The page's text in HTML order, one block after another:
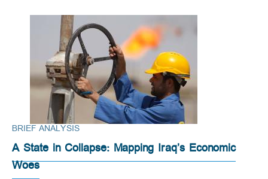
BRIEF ANALYSIS
A State in Collapse: Mapping Iraq’s Economic
Woes